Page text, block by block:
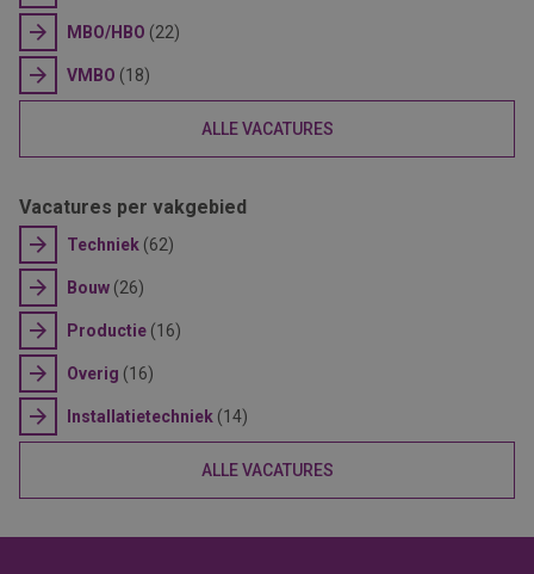
MBO/HBO (22)
VMBO (18)
ALLE VACATURES
Vacatures per vakgebied
Techniek (62)
Bouw (26)
Productie (16)
Overig (16)
Installatietechniek (14)
ALLE VACATURES